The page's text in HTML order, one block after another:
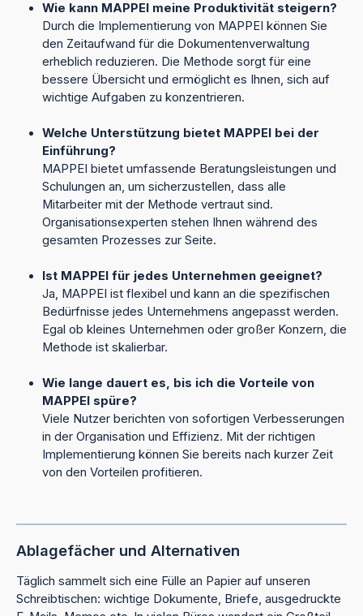
Wie kann MAPPEI meine Produktivität steigern?
Durch die Implementierung von MAPPEI können Sie
den Zeitaufwand für die Dokumentenverwaltung
erheblich reduzieren. Die Methode sorgt für eine
bessere Übersicht und ermöglicht es Ihnen, sich auf
wichtige Aufgaben zu konzentrieren.
Welche Unterstützung bietet MAPPEI bei der
Einführung?
MAPPEI bietet umfassende Beratungsleistungen und
Schulungen an, um sicherzustellen, dass alle
Mitarbeiter mit der Methode vertraut sind.
Organisationsexperten stehen Ihnen während des
gesamten Prozesses zur Seite.
Ist MAPPEI für jedes Unternehmen geeignet?
Ja, MAPPEI ist flexibel und kann an die spezifischen
Bedürfnisse jedes Unternehmens angepasst werden.
Egal ob kleines Unternehmen oder großer Konzern, die
Methode ist skalierbar.
Wie lange dauert es, bis ich die Vorteile von
MAPPEI spüre?
Viele Nutzer berichten von sofortigen Verbesserungen
in der Organisation und Effizienz. Mit der richtigen
Implementierung können Sie bereits nach kurzer Zeit
von den Vorteilen profitieren.
Ablagefächer und Alternativen
Täglich sammelt sich eine Fülle an Papier auf unseren
Schreibtischen: wichtige Dokumente, Briefe, ausgedruckte